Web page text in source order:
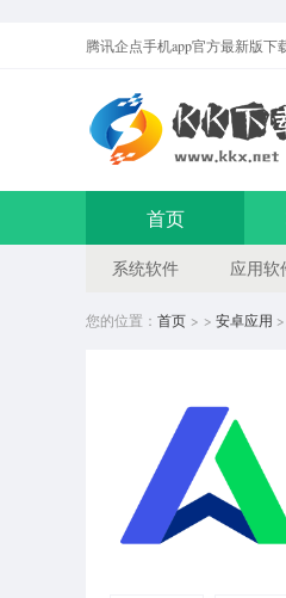
腾讯企点手机app官方最新版下
首页
系统软件 应用软
您的位置： 首页 > > 安卓应用 >